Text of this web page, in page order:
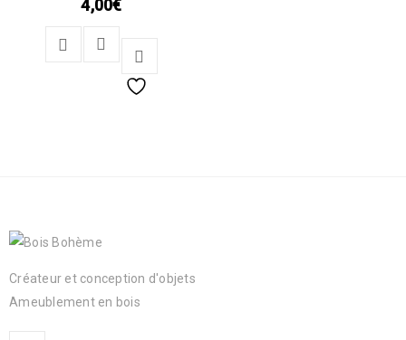
Note5.00sur 5
4,00€
Créateur et conception d'objets
Ameublement en bois